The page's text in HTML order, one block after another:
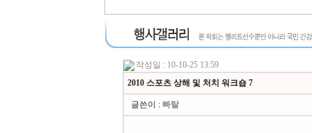
작성일 : 10-10-25 13:59
2010 스포츠 상해 및 처치 워크숍 7
글쓴이 : 빠탈